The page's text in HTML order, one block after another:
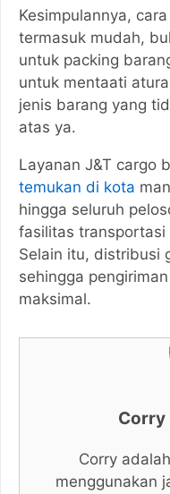
Kesimpulannya,
termasuk mudah,
untuk packing
untuk mentaati
jenis barang yang
atas ya.
Layanan J&T cargo
temukan di kota
hingga seluruh
fasilitas transportasi
Selain itu, distribusi
sehingga
maksimal.
Corry
Corry
menggunakan